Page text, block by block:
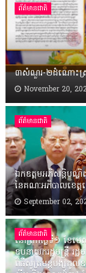
ព័ត៌មានជាតិ
៣សំណួរ-២ដំណោះស្រា
November 20,
ព័ត៌មានជាតិ
ឯកឧត្តមអភិសន្តិប
នៃគណៈអភិបាលខេត្
September 02,
ព័ត៌មានជាតិ
នៅព្រឹកថ្ងៃទី១ ខែម
ឧបនាយករដ្ឋមន្ត្រី រ
ពិធីសូត្រមន្តបង្សុកូល